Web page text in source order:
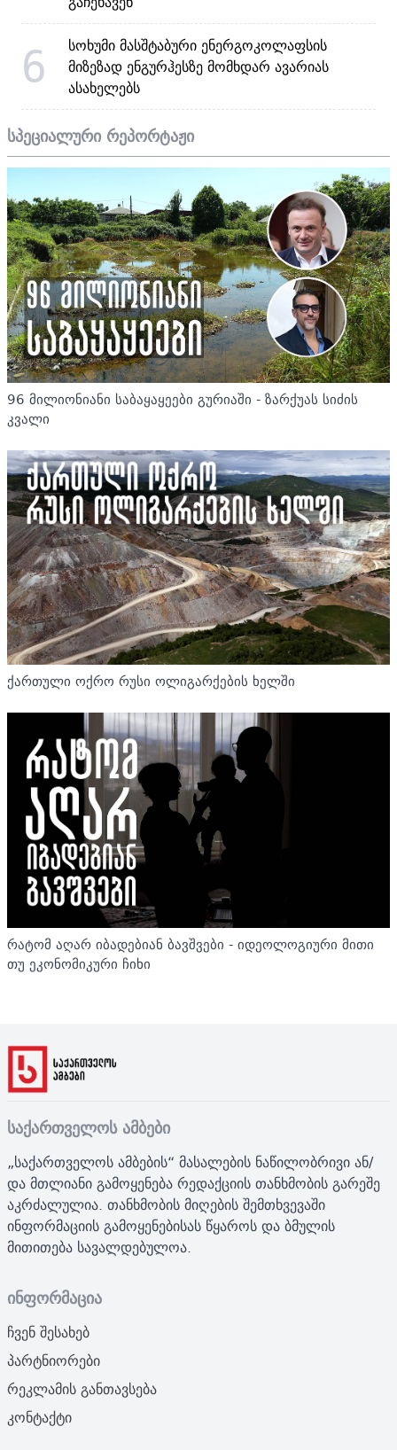
6
სოხუმი მასშტაბური ენერგოკოლაფსის
მიზეზად ენგურჰესზე მომხდარ ავარიას
ასახელებს
სპეციალური რეპორტაჟი
96 მილიონიანი საბაყაყეები გურიაში - ზარქუას სიძის
კვალი
ქართული ოქრო რუსი ოლიგარქების ხელში
რატომ აღარ იბადებიან ბავშვები - იდეოლოგიური მითი
თუ ეკონომიკური ჩიხი
საქართველოს ამბები
„საქართველოს ამბების“ მასალების ნაწილობრივი ან/
და მთლიანი გამოყენება რედაქციის თანხმობის გარეშე
აკრძალულია. თანხმობის მიღების შემთხვევაში
ინფორმაციის გამოყენებისას წყაროს და ბმულის
მითითება სავალდებულოა.
ინფორმაცია
ჩვენ შესახებ
პარტნიორები
რეკლამის განთავსება
კონტაქტი